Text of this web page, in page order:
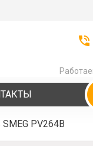
PV264B